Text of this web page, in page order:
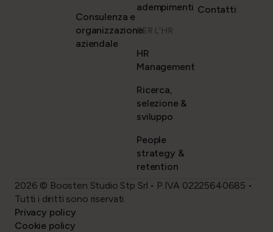
Consulenza e
organizzazione
aziendale
adempimenti
PER L’HR
HR
Management
Ricerca,
selezione &
sviluppo
People
strategy &
retention
Contatti
2026 © Boosten Studio Stp Srl • P.IVA 02225640685 •
Tutti i diritti sono riservati.
Privacy policy
Cookie policy